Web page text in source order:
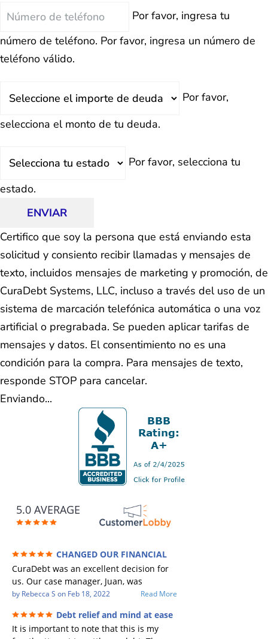
Teléfono
Por favor, ingresa tu
número de teléfono. Por favor, ingresa un número de
teléfono válido.
Por favor,
selecciona el monto de tu deuda.
Por favor, selecciona tu
estado.
ENVIAR
Certifico que soy la persona que está enviando esta
solicitud y consiento recibir llamadas y mensajes de
texto, incluidos mensajes de marketing y promoción, de
CuraDebt Systems, LLC, incluso a través del uso de un
sistema de marcación telefónica automática o una voz
artificial o pregrabada. Se pueden aplicar tarifas de
mensajes y datos. El consentimiento no es una
condición para la compra. Para mensajes de texto,
responde STOP para cancelar.
Enviando...
5.0 AVERAGE
CHANGED OUR FINANCIAL
FUTURE (credit 200 Points / 90 K in debt
GONE)
CuraDebt was an excellent decision for
us. Our case manager, Juan, was
incredible to work with. He and Julio
Every communication was quickly
responded to and all of our questions
by Rebecca S on Feb 18, 2022 Read More
Debt relief and mind at ease
It is important to note that this is my